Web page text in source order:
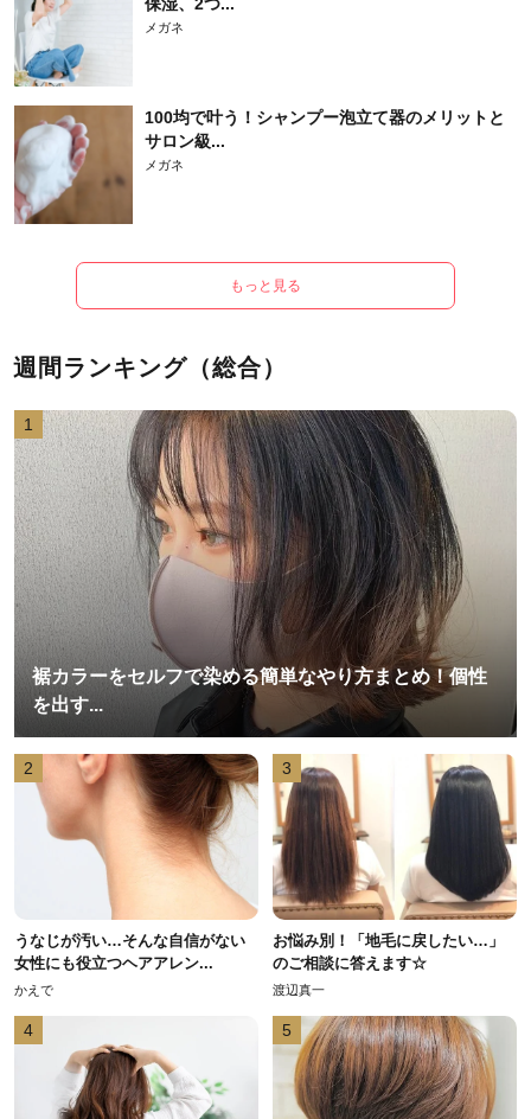
メガネ
100均で叶う！シャンプー泡立て器のメリットと
サロン級...
メガネ
もっと見る
週間ランキング（総合）
1
裾カラーをセルフで染める簡単なやり方まとめ！個性
を出す...
2
うなじが汚い…そんな自信がない
女性にも役立つヘアアレン...
かえで
3
お悩み別！「地毛に戻したい…」
のご相談に答えます☆
渡辺真一
4 5